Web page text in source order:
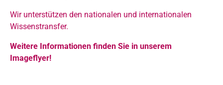
Wir unterstützen den nationalen und internationalen
Wissenstransfer.
Weitere Informationen finden Sie in unserem
Imageflyer!